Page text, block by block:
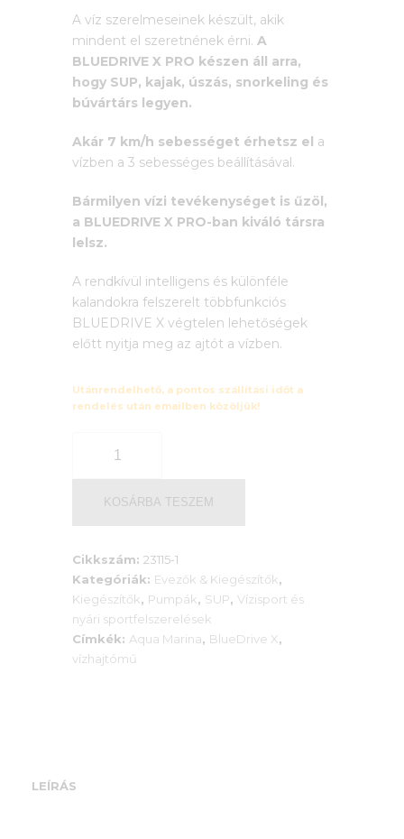
333
800 Ft.
A víz szerelmeseinek készült, akik
mindent el szeretnének érni. A
BLUEDRIVE X PRO készen áll arra,
hogy SUP, kajak, úszás, snorkeling és
búvártárs legyen.
Akár 7 km/h sebességet érhetsz el a
vízben a 3 sebességes beállításával.
Bármilyen vízi tevékenységet is űzöl,
a BLUEDRIVE X PRO-ban kiváló társra
lelsz.
A rendkívül intelligens és különféle
kalandokra felszerelt többfunkciós
BLUEDRIVE X végtelen lehetőségek
előtt nyitja meg az ajtót a vízben.
Utánrendelhető, a pontos szállítási időt a
rendelés után emailben közöljük!
Marina
-
DUPLA
AKKUMLÁTOR
mennyiség
KOSÁRBA TESZEM
Cikkszám: 23115-1
Kategóriák: Evezők & Kiegészítők,
Kiegészítők, Pumpák, SUP, Vízisport és
nyári sportfelszerelések
Címkék: Aqua Marina, BlueDrive X,
vízhajtómű
LEÍRÁS